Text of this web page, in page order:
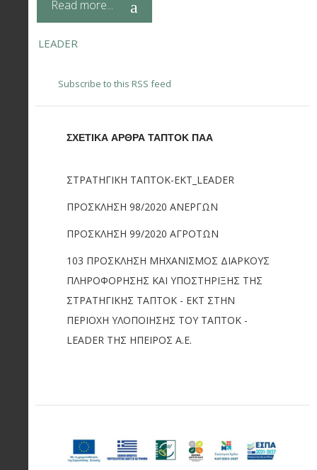
Read more...
LEADER
Subscribe to this RSS feed
ΣΧΕΤΙΚΑ ΑΡΘΡΑ ΤΑΠΤΟΚ ΠΑΑ
ΣΤΡΑΤΗΓΙΚΗ ΤΑΠΤΟΚ-ΕΚΤ_LEADER
ΠΡΟΣΚΛΗΣΗ 98/2020 ΑΝΕΡΓΩΝ
ΠΡΟΣΚΛΗΣΗ 99/2020 ΑΓΡΟΤΩΝ
103 ΠΡΟΣΚΛΗΣΗ ΜΗΧΑΝΙΣΜΟΣ ΔΙΑΡΚΟΥΣ
ΠΛΗΡΟΦΟΡΗΣΗΣ ΚΑΙ ΥΠΟΣΤΗΡΙΞΗΣ ΤΗΣ
ΣΤΡΑΤΗΓΙΚΗΣ ΤΑΠΤΟΚ - ΕΚΤ ΣΤΗΝ
ΠΕΡΙΟΧΗ ΥΛΟΠΟΙΗΣΗΣ ΤΟΥ ΤΑΠΤΟΚ -
LEADER ΤΗΣ ΗΠΕΙΡΟΣ Α.Ε.